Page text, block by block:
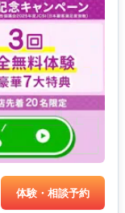
体験・相談予約